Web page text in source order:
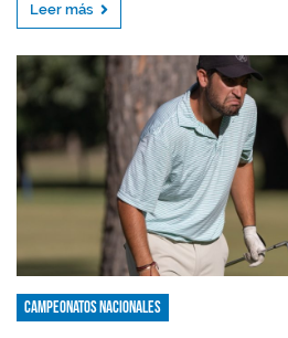
Leer más
Campeonatos nacionales